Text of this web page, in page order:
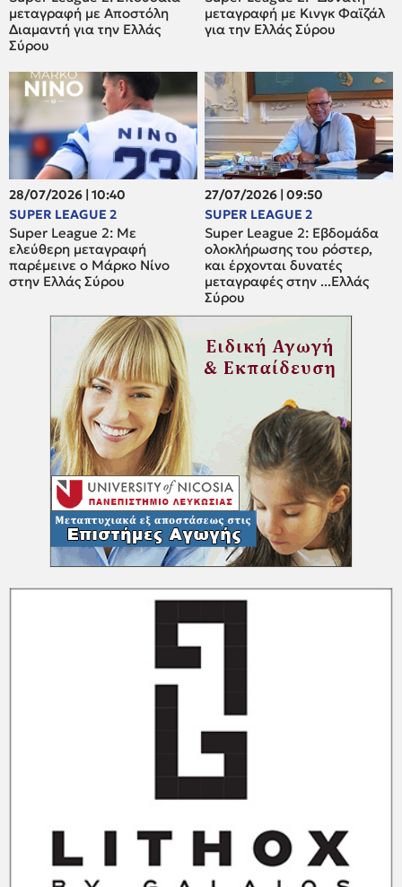
μεταγραφή με Αποστόλη
Διαμαντή για την Ελλάς
Σύρου
μεταγραφή με Κινγκ Φαϊζάλ
για την Ελλάς Σύρου
28/07/2026 | 10:40
SUPER LEAGUE 2
Super League 2: Mε
ελεύθερη μεταγραφή
παρέμεινε ο Μάρκο Νίνο
στην Ελλάς Σύρου
27/07/2026 | 09:50
SUPER LEAGUE 2
Super League 2: Εβδομάδα
ολοκλήρωσης του ρόστερ,
και έρχονται δυνατές
μεταγραφές στην ...Ελλάς
Σύρου